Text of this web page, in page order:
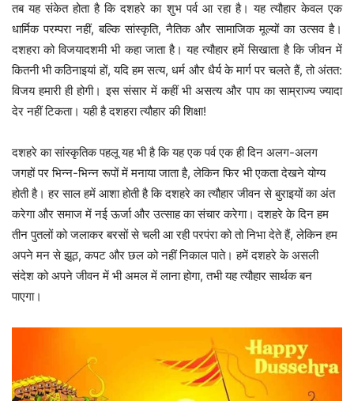
तब यह संकेत होता है कि दशहरे का शुभ पर्व आ रहा है। यह त्यौहार केवल एक
धार्मिक परम्परा नहीं, बल्कि सांस्कृति, नैतिक और सामाजिक मूल्यों का उत्सव है।
दशहरा को विजयादशमी भी कहा जाता है। यह त्यौहार हमें सिखाता है कि जीवन में
कितनी भी कठिनाइयां हों, यदि हम सत्य, धर्म और धैर्य के मार्ग पर चलते हैं, तो अंतत:
विजय हमारी ही होगी। इस संसार में कहीं भी असत्य और पाप का साम्राज्य ज्यादा
देर नहीं टिकता। यही है दशहरा त्यौहार की शिक्षा!
दशहरे का सांस्कृतिक पहलू यह भी है कि यह एक पर्व एक ही दिन अलग-अलग
जगहों पर भिन्न-भिन्न रूपों में मनाया जाता है, लेकिन फिर भी एकता देखने योग्य
होती है। हर साल हमें आशा होती है कि दशहरे का त्यौहार जीवन से बुराइयों का अंत
करेगा और समाज में नई ऊर्जा और उत्साह का संचार करेगा। दशहरे के दिन हम
तीन पुतलों को जलाकर बरसों से चली आ रही परपंरा को तो निभा देते हैं, लेकिन हम
अपने मन से झूठ, कपट और छल को नहीं निकाल पाते। हमें दशहरे के असली
संदेश को अपने जीवन में भी अमल में लाना होगा, तभी यह त्यौहार सार्थक बन
पाएगा।